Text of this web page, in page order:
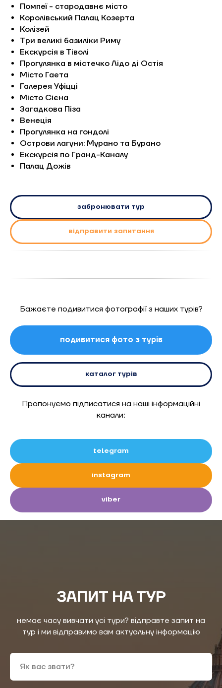
Помпеї - стародавнє місто
Королівський Палац Козерта
Колізей
Три великі базиліки Риму
Екскурсія в Тіволі
Прогулянка в містечко Лідо ді Остія
Місто Гаета
Галерея Уфіцці
Місто Сієна
Загадкова Піза
Венеція
Прогулянка на гондолі
Острови лагуни: Мурано та Бурано
Екскурсія по Гранд-Каналу
Палац Дожів
забронювати тур
відправити запитання
Бажаєте подивитися фотографії з наших турів?
подивитися фото з турів
каталог турів
Пропонуємо підписатися на наші інформаційні
канали:
telegram
instagram
viber
ЗАПИТ НА ТУР
немає часу вивчати усі тури? відправте запит на
тур і ми відправимо вам актуальну інформацію